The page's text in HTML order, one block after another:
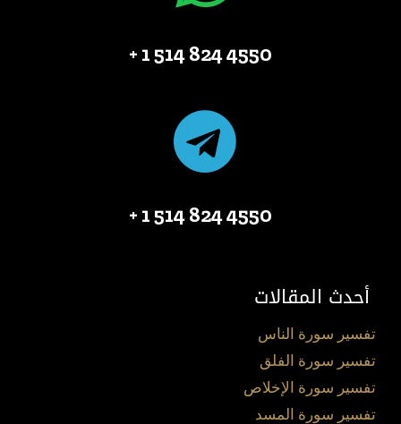
4550 824 514 1 +
4550 824 514 1 +
أحدث المقالات
تفسير سورة الناس
تفسير سورة الفلق
تفسير سورة الإخلاص
تفسير سورة المسد